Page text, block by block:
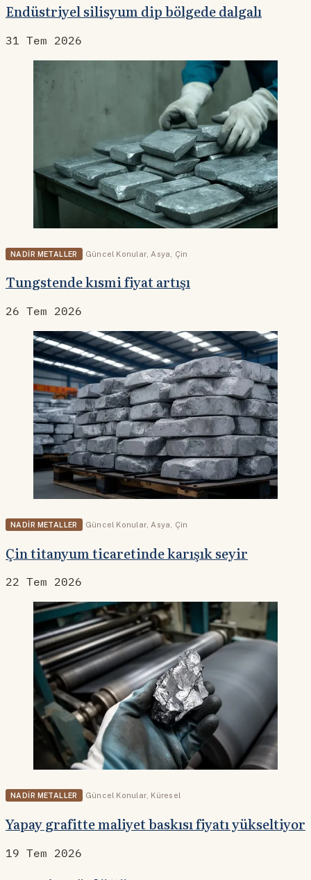
Endüstriyel silisyum dip bölgede dalgalı
31 Tem 2026
NADIR METALLER Güncel Konular, Asya Çin
Tungstende kısmi fiyat artışı
26 Tem 2026
NADIR METALLER Güncel Konular, Asya Çin
Çin titanyum ticaretinde karışık seyir
22 Tem 2026
NADIR METALLER Güncel Konular, Küresel
Yapay grafitte maliyet baskısı fiyatı yükseltiyor
19 Tem 2026